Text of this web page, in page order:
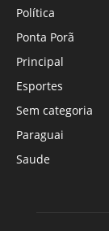
Política
Ponta Porã
Principal
Esportes
Sem categoria
Paraguai
Saude